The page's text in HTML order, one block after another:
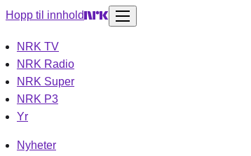
Hopp til innhold
NRK TV
NRK Radio
NRK Super
NRK P3
Yr
Nyheter